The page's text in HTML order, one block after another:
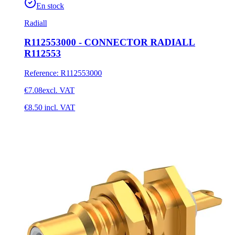
En stock
Radiall
R112553000 - CONNECTOR RADIALL
R112553
Reference: R112553000
€7.08excl. VAT
€8.50 incl. VAT